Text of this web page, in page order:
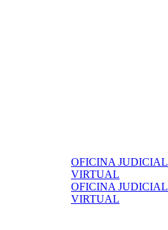
OFICINA JUDICIAL
VIRTUAL
OFICINA JUDICIAL
VIRTUAL